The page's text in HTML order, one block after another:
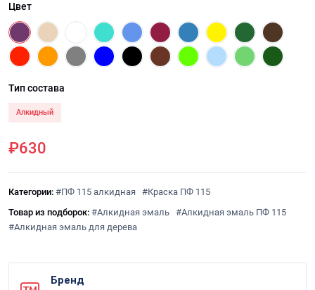
Цвет
Тип состава
Алкидный
₽630
Категории: #ПФ 115 алкидная #Краска ПФ 115
Товар из подборок: #Алкидная эмаль #Алкидная эмаль ПФ 115
#Алкидная эмаль для дерева
Бренд